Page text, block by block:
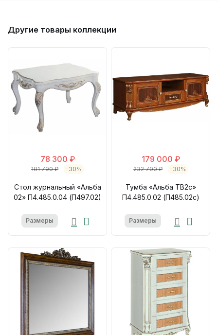
Другие товары коллекции
78 300 ₽
101 790 ₽ -30%
Стол журнальный «Альба
02» П4.485.0.04 (П497.02)
Размеры
179 000 ₽
232 700 ₽ -30%
Тумба «Альба ТВ2с»
П4.485.0.02 (П485.02с)
Размеры